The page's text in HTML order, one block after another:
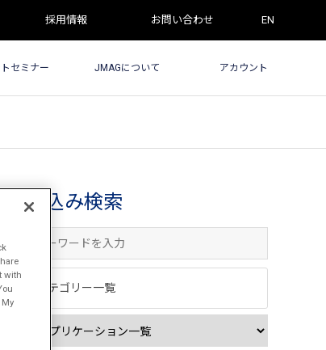
採用情報 お問い合わせ EN
セミナー JMAGについて アカウント
絞込み検索
カテゴリー一覧
with